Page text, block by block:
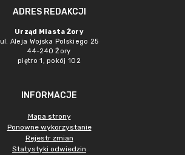
ADRES REDAKCJI
Urząd Miasta Żory
ul. Aleja Wojska Polskiego 25
44-240 Żory
piętro 1, pokój 102
INFORMACJE
Mapa strony
Ponowne wykorzystanie
Rejestr zmian
Statystyki odwiedzin